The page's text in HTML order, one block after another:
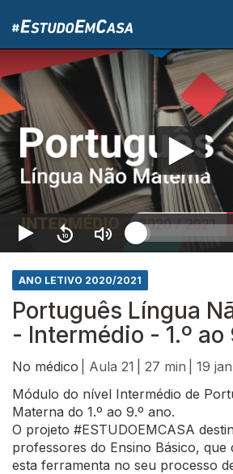
ANO LETIVO 2020/2021
Português Língua
- Intermédio - 1.º ao
No médico | Aula 21 | 27 min
| 19
Módulo do nível Intermédio de
Materna do 1.º ao 9.º ano.
O projeto #ESTUDOEMCASA
professores do Ensino Básico, que
esta ferramenta no seu processo